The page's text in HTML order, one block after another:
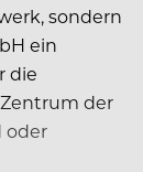
sondern
ein
die
der
oder